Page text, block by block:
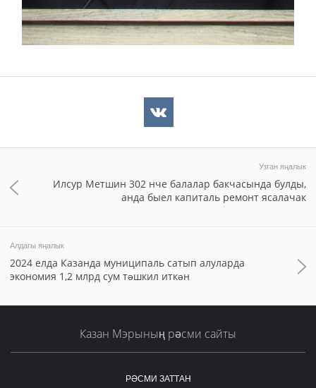
Узган яңалык
Илсур Метшин 302 нче балалар бакчасында булды,
анда быел капиталь ремонт ясалачак
Алдагы яңалык
2024 елда Казанда муниципаль сатып алуларда
экономия 1,2 млрд сум тәшкил иткән
Казан Мэрының рәсми сайты
РӘСМИ ЗАТТАН